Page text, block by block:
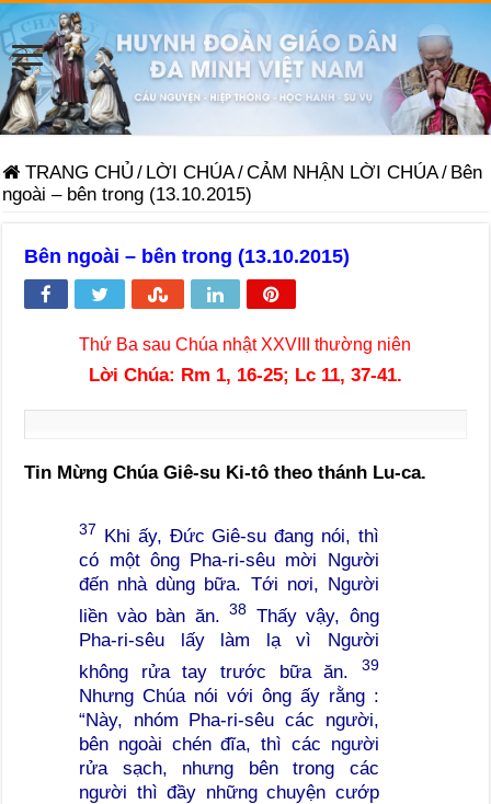
TRANG CHỦ / LỜI CHÚA/CẢM NHẬN LỜI CHÚA/ Bên
ngoài – bên trong (13.10.2015)
Bên ngoài – bên trong (13.10.2015)
Thứ Ba sau Chúa nhật XXVIII thường niên
Lời Chúa: Rm 1, 16-25; Lc 11, 37-41.
Tin Mừng Chúa Giê-su Ki-tô theo thánh Lu-ca.
37
Khi ấy, Đức Giê-su đang nói, thì
có một ông Pha-ri-sêu mời Người
đến nhà dùng bữa. Tới nơi, Người
liền vào bàn ăn.38 Thấy vậy, ông
Pha-ri-sêu lấy làm lạ vì Người
không rửa tay trước bữa ăn.
39
Nhưng Chúa nói với ông ấy rằng :
“Này, nhóm Pha-ri-sêu các người,
bên ngoài chén đĩa, thì các người
rửa sạch, nhưng bên trong các
người thì đầy những chuyện cướp